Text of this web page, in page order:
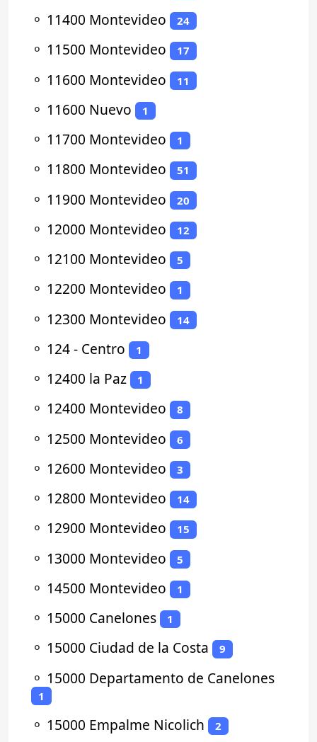
⚬ 11400 Montevideo 24
⚬ 11500 Montevideo 17
⚬ 11600 Montevideo 11
⚬ 11600 Nuevo 1
⚬ 11700 Montevideo 1
⚬ 11800 Montevideo 51
⚬ 11900 Montevideo 20
⚬ 12000 Montevideo 12
⚬ 12100 Montevideo 5
⚬ 12200 Montevideo 1
⚬ 12300 Montevideo 14
⚬ 124 - Centro 1
⚬ 12400 la Paz 1
⚬ 12400 Montevideo 8
⚬ 12500 Montevideo 6
⚬ 12600 Montevideo 3
⚬ 12800 Montevideo 14
⚬ 12900 Montevideo 15
⚬ 13000 Montevideo 5
⚬ 14500 Montevideo 1
⚬ 15000 Canelones 1
⚬ 15000 Ciudad de la Costa 9
⚬ 15000 Departamento de Canelones
1
⚬ 15000 Empalme Nicolich 2